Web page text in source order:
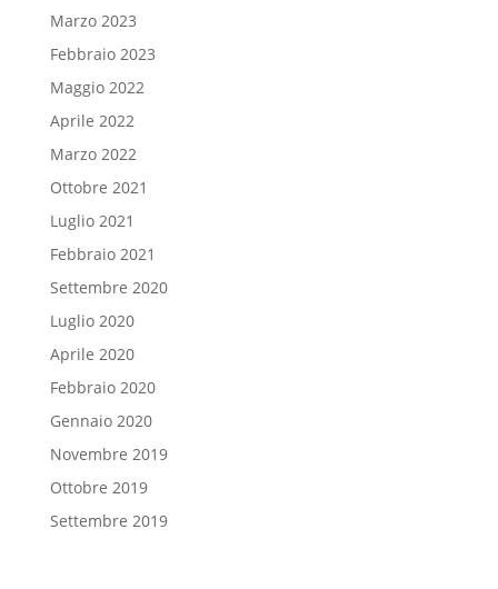
Marzo 2023
Febbraio 2023
Maggio 2022
Aprile 2022
Marzo 2022
Ottobre 2021
Luglio 2021
Febbraio 2021
Settembre 2020
Luglio 2020
Aprile 2020
Febbraio 2020
Gennaio 2020
Novembre 2019
Ottobre 2019
Settembre 2019